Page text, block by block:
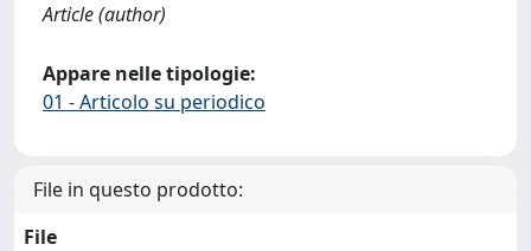
Article (author)
Appare nelle tipologie:
01 - Articolo su periodico
File in questo prodotto:
File